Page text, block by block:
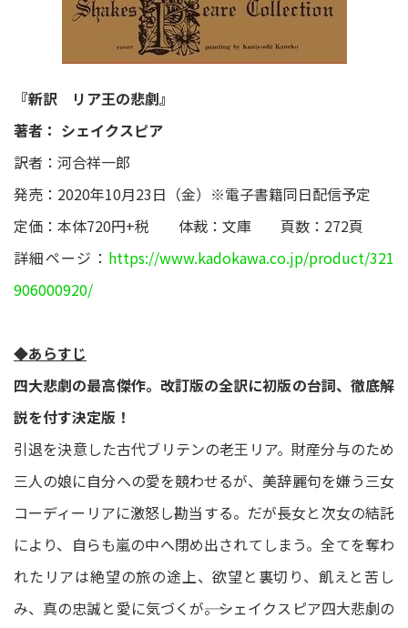
『新訳 リア王の悲劇』
著者： シェイクスピア
訳者：河合祥一郎
発売：2020年10月23日（金）※電子書籍同日配信予定
定価：本体720円+税 体裁：文庫 頁数：272頁
詳細ページ： https://www.kadokawa.co.jp/product/321
906000920/
◆あらすじ
四大悲劇の最高傑作。改訂版の全訳に初版の台詞、徹底解
説を付す決定版！
引退を決意した古代ブリテンの老王リア。財産分与のため
三人の娘に自分への愛を競わせるが、美辞麗句を嫌う三女
コーディーリアに激怒し勘当する。だが長女と次女の結託
により、自らも嵐の中へ閉め出されてしまう。全てを奪わ
れたリアは絶望の旅の途上、欲望と裏切り、飢えと苦し
み、真の忠誠と愛に気づくが――。シェイクスピア四大悲劇の